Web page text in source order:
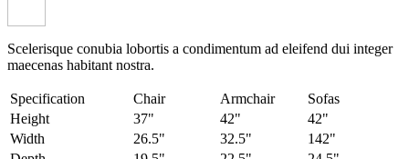
Scelerisque conubia lobortis a condimentum ad eleifend dui integer
maecenas habitant nostra.
Specification Chair Armchair
Sofas
Height
37" 42"
42"
Width
26.5" 32.5"
142"